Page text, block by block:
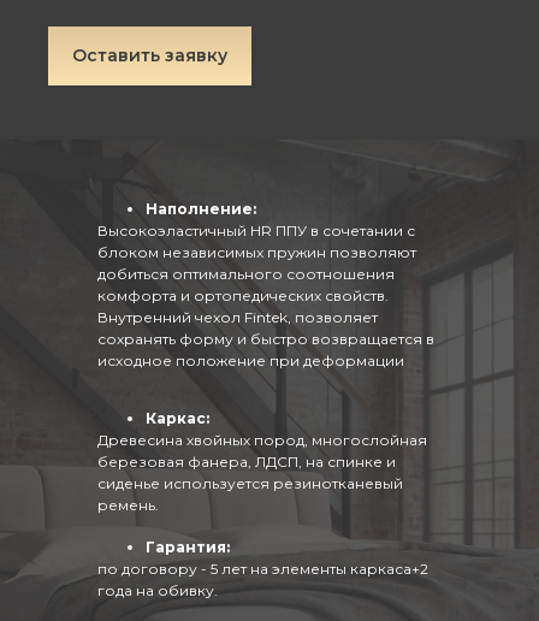
Оставить заявку
Наполнение:
Высокоэластичный HR ППУ в сочетании с
блоком независимых пружин позволяют
добиться оптимального соотношения
комфорта и ортопедических свойств.
Внутренний чехол Fintek, позволяет
сохранять форму и быстро возвращается в
исходное положение при деформации
Каркас:
Древесина хвойных пород, многослойная
березовая фанера, ЛДСП, на спинке и
сиденье используется резинотканевый
ремень.
Гарантия:
по договору - 5 лет на элементы каркаса+2
года на обивку.